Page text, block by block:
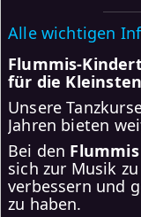
Alle wichtigen
Flummis-
für die
Unsere
Jahren bieten
Bei den Flummis
sich zur Musik
verbessern und
zu haben.